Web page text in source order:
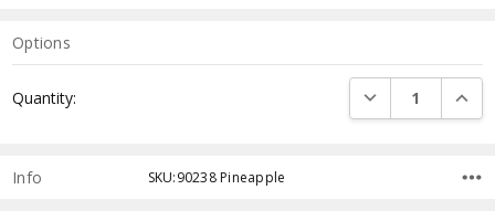
Options
Stock:
Quantity: DECREASE
Info SKU:90238 Pineapple